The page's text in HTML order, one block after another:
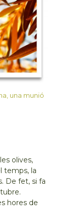
una munió
olives,
temps, la
De fet, si fa
hores de